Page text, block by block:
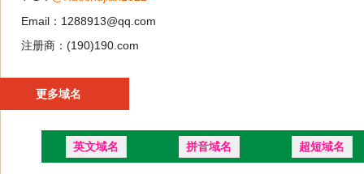
Email：1288913@qq.com
注册商：(190)190.com
更多域名
英文域名 拼音域名 超短域名